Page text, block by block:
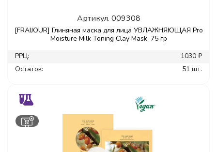
Артикул. 009308
[FRAIJOUR] Глиняная маска для лица УВЛАЖНЯЮЩАЯ Pro
Moisture Milk Toning Clay Mask, 75 гр
РРЦ:
1030 ₽
Остаток:
51 шт.